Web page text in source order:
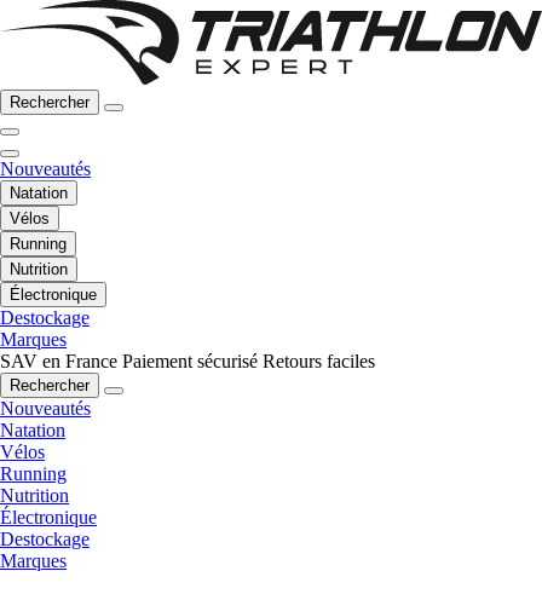
Rechercher
Nouveautés
Natation
Vélos
Running
Nutrition
Électronique
Destockage
Marques
SAV en France Paiement sécurisé Retours faciles
Rechercher
Nouveautés
Natation
Vélos
Running
Nutrition
Électronique
Destockage
Marques